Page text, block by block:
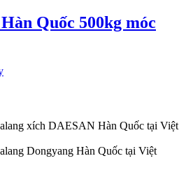
Quốc 500kg móc